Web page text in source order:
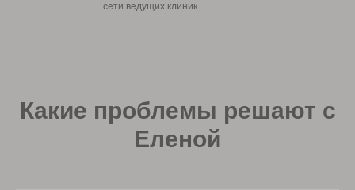
сети ведущих клиник.
Какие проблемы решают с
Еленой